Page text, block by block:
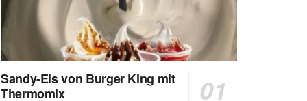
Sandy-Eis von Burger King mit
Thermomix